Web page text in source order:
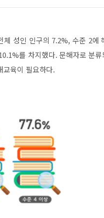
체 성인 인구의 7.2%,수준 2에
를 차지했다.문해자로 분
교육이 필요하다.